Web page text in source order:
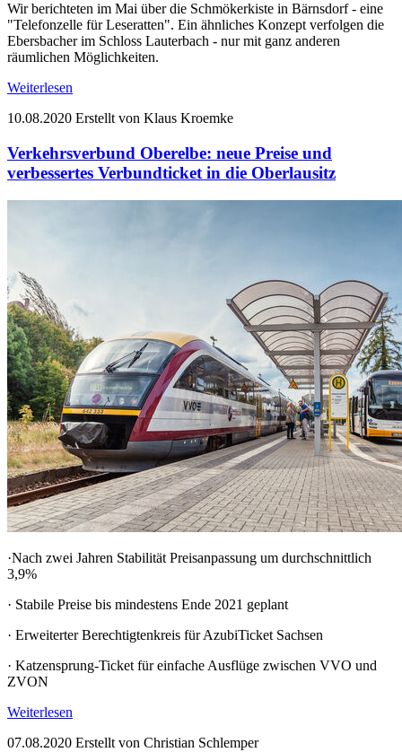
Wir berichteten im Mai über die Schmökerkiste in Bärnsdorf - eine
"Telefonzelle für Leseratten". Ein ähnliches Konzept verfolgen die
Ebersbacher im Schloss Lauterbach - nur mit ganz anderen
räumlichen Möglichkeiten.
Weiterlesen
10.08.2020 Erstellt von Klaus Kroemke
Verkehrsverbund Oberelbe: neue Preise und
verbessertes Verbundticket in die Oberlausitz
·Nach zwei Jahren Stabilität Preisanpassung um durchschnittlich
3,9%
· Stabile Preise bis mindestens Ende 2021 geplant
· Erweiterter Berechtigtenkreis für AzubiTicket Sachsen
· Katzensprung-Ticket für einfache Ausflüge zwischen VVO und
ZVON
Weiterlesen
07.08.2020 Erstellt von Christian Schlemper